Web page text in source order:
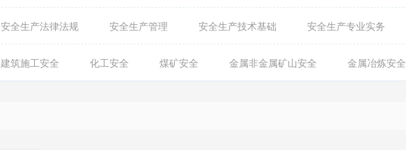
安全生产法律法规 安全生产管理 安全生产技术基础 安全生产专业实务
建筑施工安全 化工安全 煤矿安全 金属非金属矿山安全 金属冶炼安全